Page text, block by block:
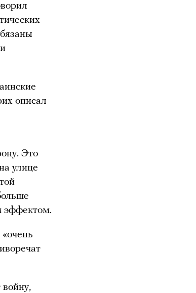
описал
Это
улице
эффектом.